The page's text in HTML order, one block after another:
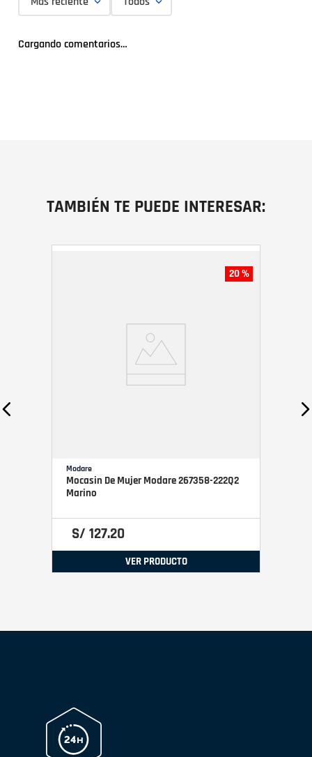
Cargando comentarios…
TAMBIÉN TE PUEDE INTERESAR:
20 %
Modare
Mocasin De Mujer Modare 267358-222Q2
Marino
S/ 127.20
VER PRODUCTO